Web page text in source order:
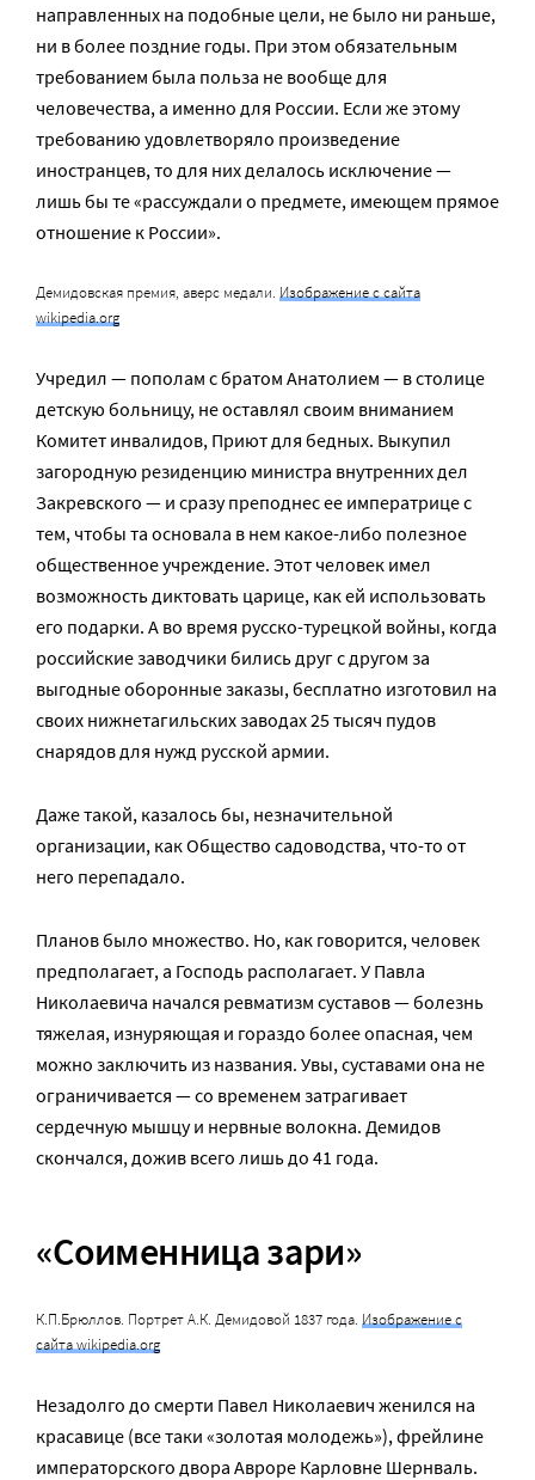
направленных на подобные цели, не было ни раньше,
ни в более поздние годы. При этом обязательным
требованием была польза не вообще для
человечества, а именно для России. Если же этому
требованию удовлетворяло произведение
иностранцев, то для них делалось исключение —
лишь бы те «рассуждали о предмете, имеющем прямое
отношение к России».
Демидовская премия, аверс медали. Изображение с сайта
wikipedia.org
Учредил — пополам с братом Анатолием — в столице
детскую больницу, не оставлял своим вниманием
Комитет инвалидов, Приют для бедных. Выкупил
загородную резиденцию министра внутренних дел
Закревского — и сразу преподнес ее императрице с
тем, чтобы та основала в нем какое-либо полезное
общественное учреждение. Этот человек имел
возможность диктовать царице, как ей использовать
его подарки. А во время русско-турецкой войны, когда
российские заводчики бились друг с другом за
выгодные оборонные заказы, бесплатно изготовил на
своих нижнетагильских заводах 25 тысяч пудов
снарядов для нужд русской армии.
Даже такой, казалось бы, незначительной
организации, как Общество садоводства, что-то от
него перепадало.
Планов было множество. Но, как говорится, человек
предполагает, а Господь располагает. У Павла
Николаевича начался ревматизм суставов — болезнь
тяжелая, изнуряющая и гораздо более опасная, чем
можно заключить из названия. Увы, суставами она не
ограничивается — со временем затрагивает
сердечную мышцу и нервные волокна. Демидов
скончался, дожив всего лишь до 41 года.
«Соименница зари»
К.П.Брюллов. Портрет А.К. Демидовой 1837 года. Изображение с
сайта wikipedia.org
Незадолго до смерти Павел Николаевич женился на
красавице (все таки «золотая молодежь»), фрейлине
императорского двора Авроре Карловне Шернваль.